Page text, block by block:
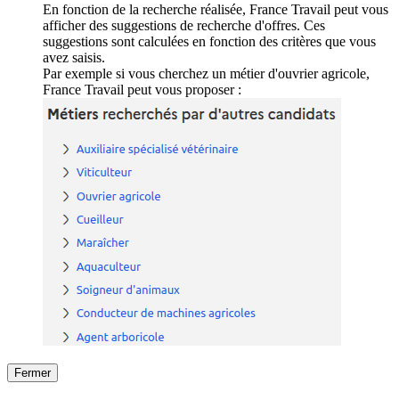
En fonction de la recherche réalisée, France Travail peut vous
afficher des suggestions de recherche d'offres. Ces
suggestions sont calculées en fonction des critères que vous
avez saisis.
Par exemple si vous cherchez un métier d'ouvrier agricole,
France Travail peut vous proposer :
Fermer